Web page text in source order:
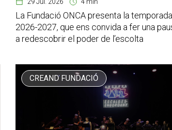
La Fundació ONCA presenta la temporada
2026-2027, que ens convida a fer una
a redescobrir el poder de l’escolta
CREAND FUNDACIÓ